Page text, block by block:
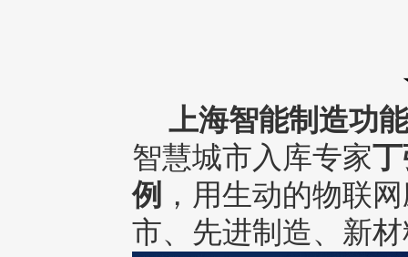
上海智能制造功
智慧城市入库专家
例 ，用生动的物联
市、先进制造、新